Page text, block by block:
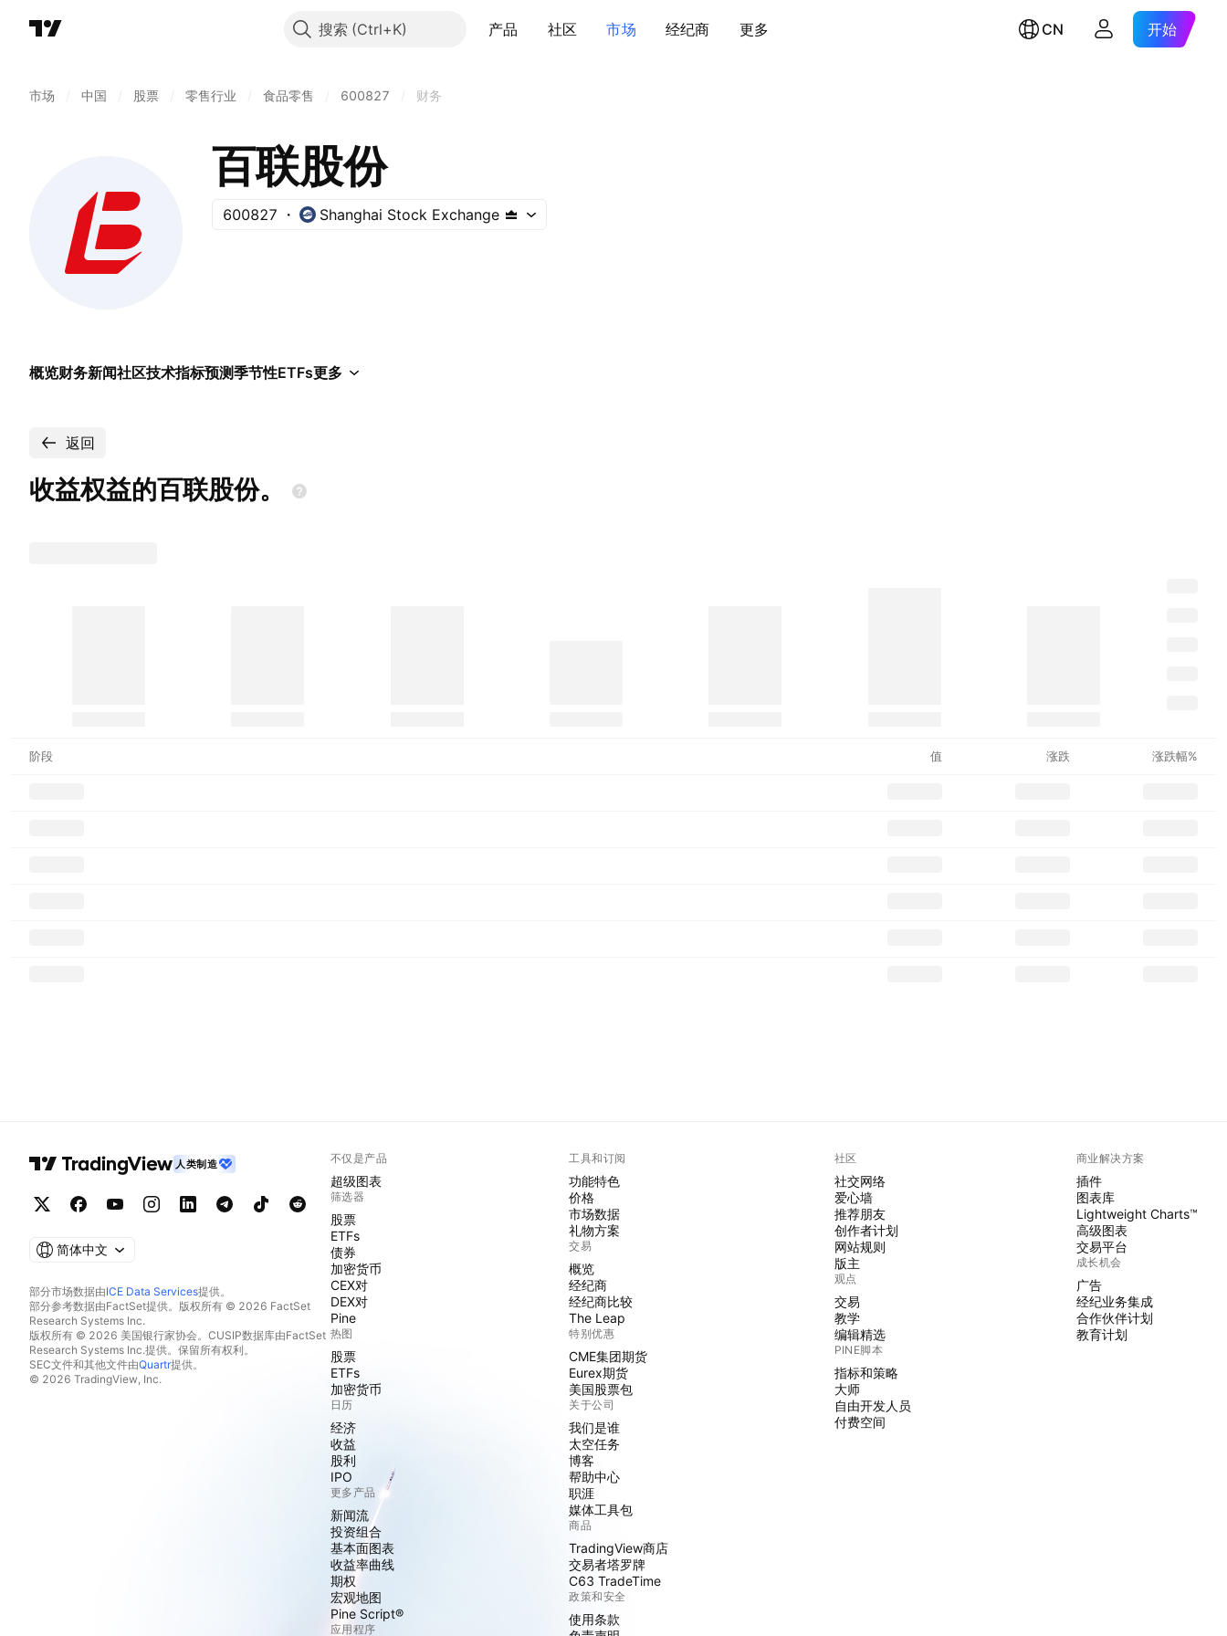
搜索 产品 社区 市场 经纪商 更多 CN 开始
市场 中国 股票 零售行业 食品零售 600827 财务
百联股份
600827 Shanghai Stock Exchange
概览财务新闻社区技术指标预测季节性ETFs更多
返回
收益权益的百联股份。
阶段 值 涨跌 涨跌幅%
人类制造
简体中文
部分市场数据由ICE Data Services提供。
部分参考数据由FactSet提供。版权所有 © 2026 FactSet
Research Systems Inc.
版权所有 © 2026 美国银行家协会。CUSIP数据库由FactSet
Research Systems Inc.提供。保留所有权利。
SEC文件和其他文件由Quartr提供。
© 2026 TradingView, Inc.
不仅是产品
超级图表
筛选器
股票
ETFs
债券
加密货币
CEX对
DEX对
Pine
热图
股票
ETFs
加密货币
日历
经济
收益
股利
IPO
更多产品
新闻流
投资组合
基本面图表
收益率曲线
期权
宏观地图
Pine Script®
应用程序
工具和订阅
功能特色
价格
市场数据
礼物方案
交易
概览
经纪商
经纪商比较
The Leap
特别优惠
CME集团期货
Eurex期货
美国股票包
关于公司
我们是谁
太空任务
博客
帮助中心
职涯
媒体工具包
商品
TradingView商店
交易者塔罗牌
C63 TradeTime
政策和安全
使用条款
社区
社交网络
爱心墙
推荐朋友
创作者计划
网站规则
版主
观点
交易
教学
编辑精选
PINE脚本
指标和策略
大师
自由开发人员
付费空间
商业解决方案
插件
图表库
Lightweight Charts™
高级图表
交易平台
成长机会
广告
经纪业务集成
合作伙伴计划
教育计划